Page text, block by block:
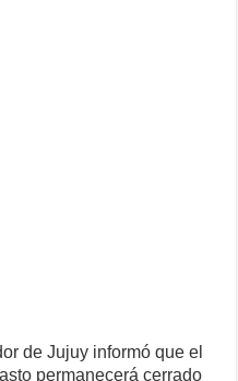
de Jujuy informó que el
permanecerá cerrado